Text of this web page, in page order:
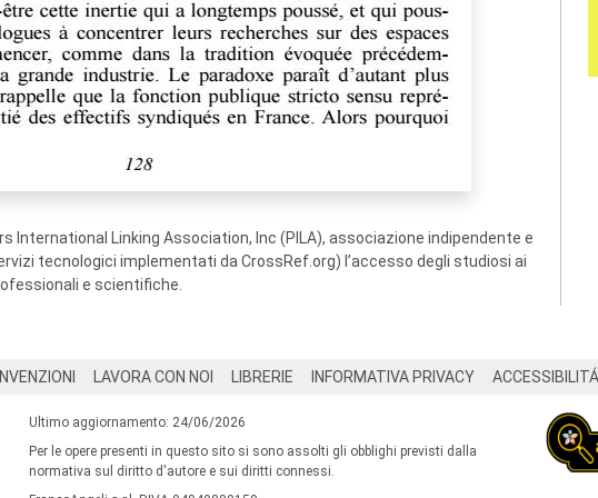
International Linking Association, Inc (PILA), associazione indipendente e
tecnologici implementati da CrossRef.org) l’accesso degli studiosi ai
e scientifiche.
LAVORA CON NOI LIBRERIE INFORMATIVA PRIVACY ACCESSIBILITÁ
Ultimo aggiornamento: 24/06/2026
Per le opere presenti in questo sito si sono assolti gli obblighi previsti dalla
normativa sul diritto d'autore e sui diritti connessi.